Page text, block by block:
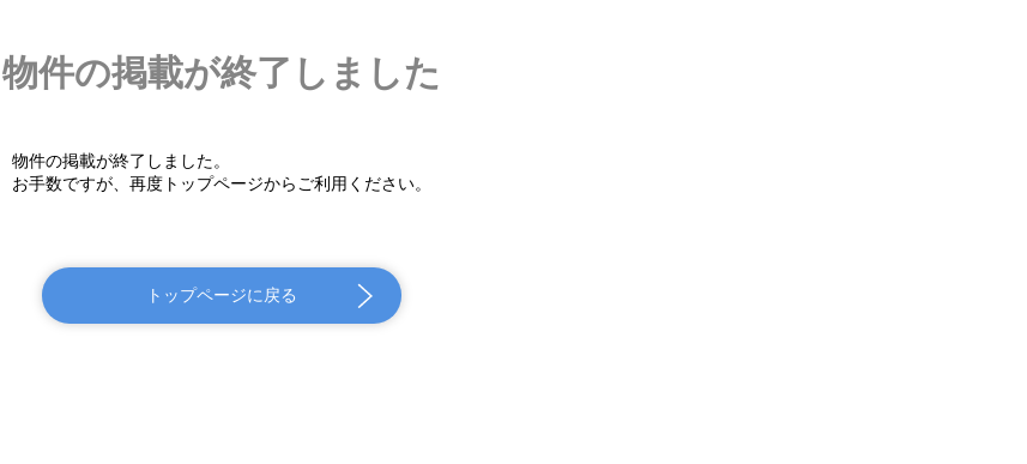
物件の掲載が終了しました
物件の掲載が終了しました。
お手数ですが、再度トップページからご利用ください。
トップページに戻る